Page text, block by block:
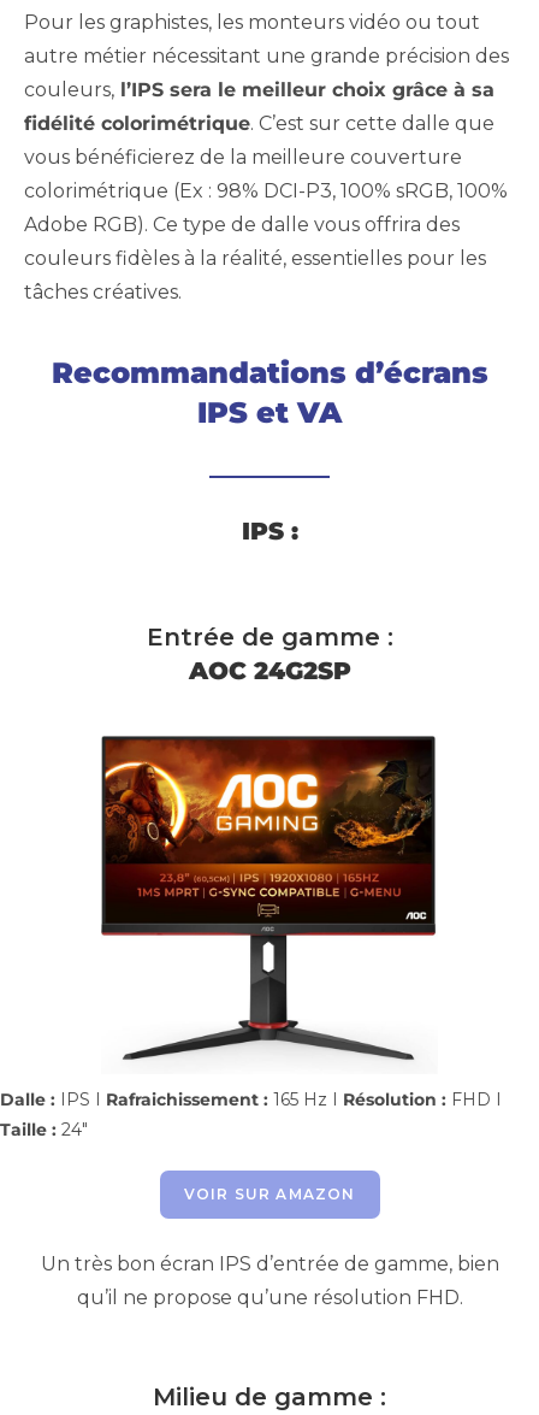
Pour les graphistes, les monteurs vidéo ou tout
autre métier nécessitant une grande précision des
couleurs, l’IPS sera le meilleur choix grâce à sa
fidélité colorimétrique. C’est sur cette dalle que
vous bénéficierez de la meilleure couverture
colorimétrique (Ex : 98% DCI-P3, 100% sRGB, 100%
Adobe RGB). Ce type de dalle vous offrira des
couleurs fidèles à la réalité, essentielles pour les
tâches créatives.
Recommandations d’écrans
IPS et VA
IPS :
Entrée de gamme :
AOC 24G2SP
Dalle : IPS I Rafraichissement : 165 Hz I Résolution : FHD I
Taille : 24″
VOIR SUR AMAZON
Un très bon écran IPS d’entrée de gamme, bien
qu’il ne propose qu’une résolution FHD.
Milieu de gamme :